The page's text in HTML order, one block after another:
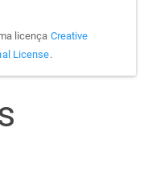
licença Creative
License.